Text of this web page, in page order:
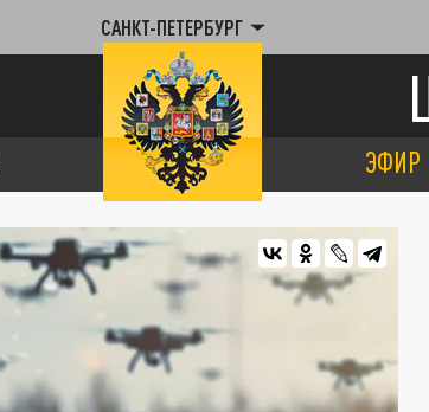
САНКТ-ПЕТЕРБУРГ
ЭФИР